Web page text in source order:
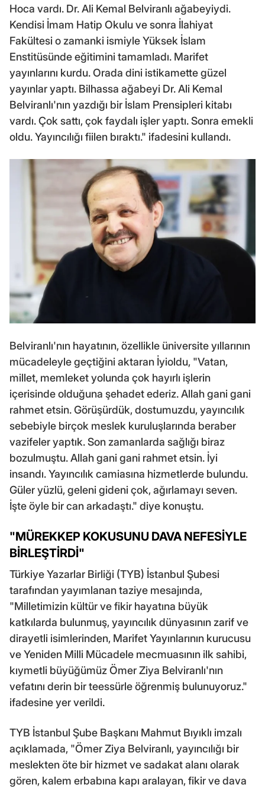
Hoca vardı. Dr. Ali Kemal Belviranlı ağabeyiydi.
Kendisi İmam Hatip Okulu ve sonra İlahiyat
Fakültesi o zamanki ismiyle Yüksek İslam
Enstitüsünde eğitimini tamamladı. Marifet
yayınlarını kurdu. Orada dini istikamette güzel
yayınlar yaptı. Bilhassa ağabeyi Dr. Ali Kemal
Belviranlı'nın yazdığı bir İslam Prensipleri kitabı
vardı. Çok sattı, çok faydalı işler yaptı. Sonra emekli
oldu. Yayıncılığı fiilen bıraktı." ifadesini kullandı.
Belviranlı'nın hayatının, özellikle üniversite yıllarının
mücadeleyle geçtiğini aktaran İyioldu, "Vatan,
millet, memleket yolunda çok hayırlı işlerin
içerisinde olduğuna şehadet ederiz. Allah gani gani
rahmet etsin. Görüşürdük, dostumuzdu, yayıncılık
sebebiyle birçok meslek kuruluşlarında beraber
vazifeler yaptık. Son zamanlarda sağlığı biraz
bozulmuştu. Allah gani gani rahmet etsin. İyi
insandı. Yayıncılık camiasına hizmetlerde bulundu.
Güler yüzlü, geleni gideni çok, ağırlamayı seven.
İşte öyle bir can arkadaştı." diye konuştu.
"MÜREKKEP KOKUSUNU DAVA NEFESİYLE
BİRLEŞTİRDİ"
Türkiye Yazarlar Birliği (TYB) İstanbul Şubesi
tarafından yayımlanan taziye mesajında,
"Milletimizin kültür ve fikir hayatına büyük
katkılarda bulunmuş, yayıncılık dünyasının zarif ve
dirayetli isimlerinden, Marifet Yayınlarının kurucusu
ve Yeniden Milli Mücadele mecmuasının ilk sahibi,
kıymetli büyüğümüz Ömer Ziya Belviranlı'nın
vefatını derin bir teessürle öğrenmiş bulunuyoruz."
ifadesine yer verildi.
TYB İstanbul Şube Başkanı Mahmut Bıyıklı imzalı
açıklamada, "Ömer Ziya Belviranlı, yayıncılığı bir
meslekten öte bir hizmet ve sadakat alanı olarak
gören, kalem erbabına kapı aralayan, fikir ve dava